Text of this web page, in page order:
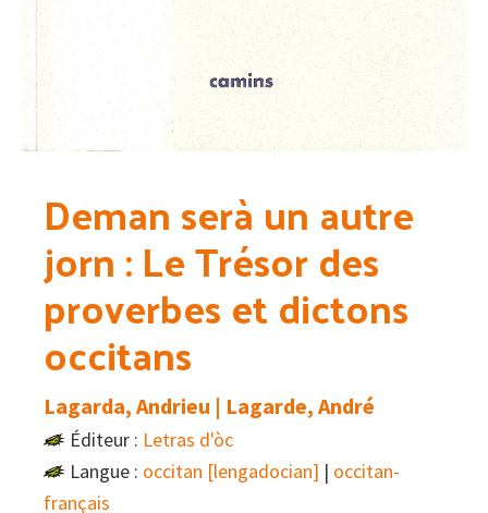
Deman serà un autre
jorn : Le Trésor des
proverbes et dictons
occitans
Lagarda, Andrieu | Lagarde, André
Éditeur : Letras d'òc
Langue : occitan [lengadocian] | occitan-
français